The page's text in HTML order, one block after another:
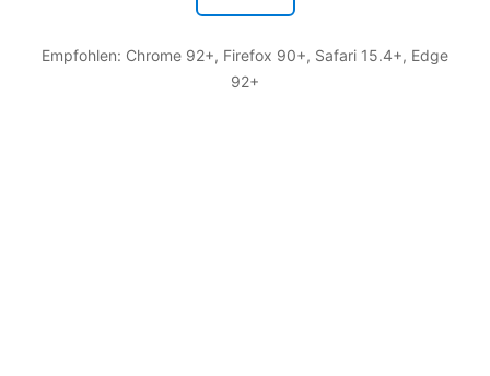
Empfohlen: Chrome 92+, Firefox 90+, Safari 15.4+, Edge
92+